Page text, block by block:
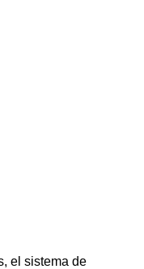
el sistema de